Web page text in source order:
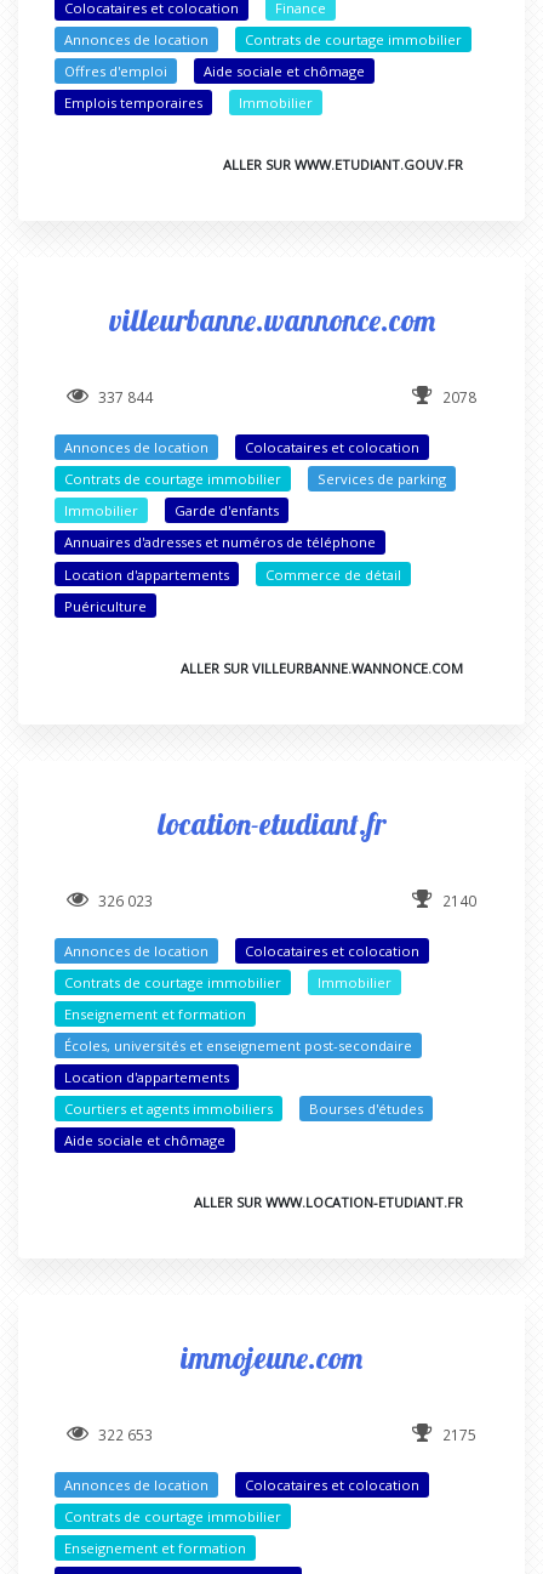
Colocataires et colocation
Finance
Annonces de location
Contrats de courtage immobilier
Offres d'emploi
Aide sociale et chômage
Emplois temporaires
Immobilier
ALLER SUR WWW.ETUDIANT.GOUV.FR
villeurbanne.wannonce.com
337 844 2078
Annonces de location
Colocataires et colocation
Contrats de courtage immobilier
Services de parking
Immobilier
Garde d'enfants
Annuaires d'adresses et numéros de téléphone
Location d'appartements
Commerce de détail
Puériculture
ALLER SUR VILLEURBANNE.WANNONCE.COM
location-etudiant.fr
326 023 2140
Annonces de location
Colocataires et colocation
Contrats de courtage immobilier
Immobilier
Enseignement et formation
Écoles, universités et enseignement post-secondaire
Location d'appartements
Courtiers et agents immobiliers
Bourses d'études
Aide sociale et chômage
ALLER SUR WWW.LOCATION-ETUDIANT.FR
immojeune.com
322 653 2175
Annonces de location
Colocataires et colocation
Contrats de courtage immobilier
Enseignement et formation